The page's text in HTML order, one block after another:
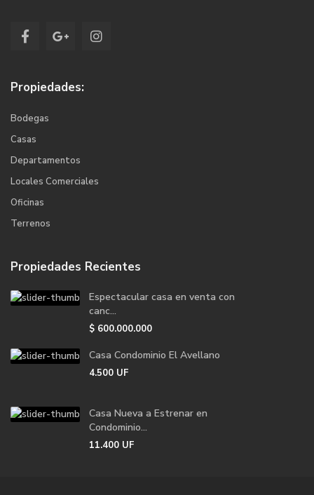
Propiedades:
Bodegas
Casas
Departamentos
Locales Comerciales
Oficinas
Terrenos
Propiedades Recientes
Espectacular casa en venta con
canc...
$ 600.000.000
Casa Condominio El Avellano
4.500 UF
Casa Nueva a Estrenar en
Condominio...
11.400 UF